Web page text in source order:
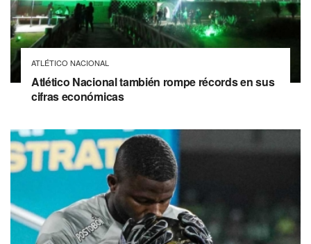
ATLÉTICO NACIONAL
Atlético Nacional también rompe récords en sus
cifras económicas